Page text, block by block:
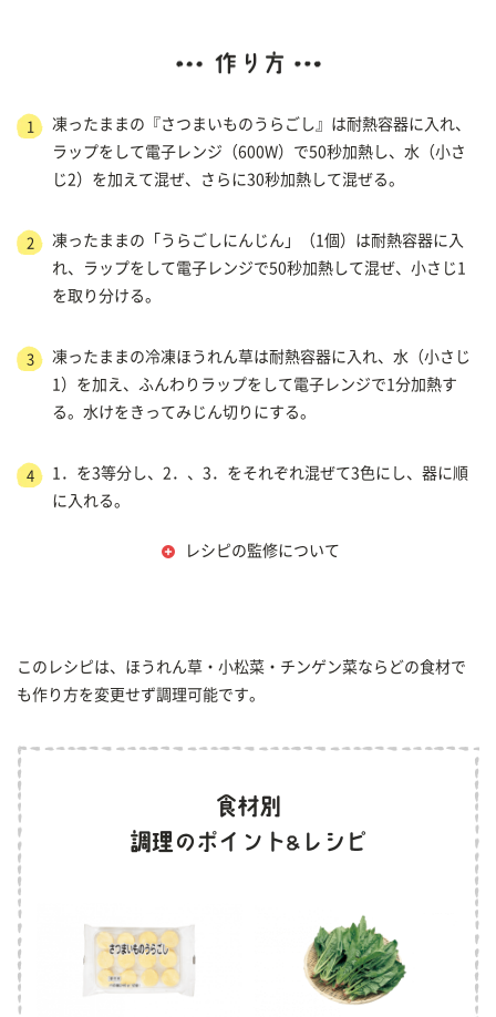
1
凍ったままの『さつまいものうらごし』は耐熱容器に入れ、
ラップをして電子レンジ（600W）で50秒加熱し、水（小さ
じ2）を加えて混ぜ、さらに30秒加熱して混ぜる。
2
凍ったままの「うらごしにんじん」（1個）は耐熱容器に入
れ、ラップをして電子レンジで50秒加熱して混ぜ、小さじ1
を取り分ける。
3
凍ったままの冷凍ほうれん草は耐熱容器に入れ、水（小さじ
1）を加え、ふんわりラップをして電子レンジで1分加熱す
る。水けをきってみじん切りにする。
4
1．を3等分し、2．、3．をそれぞれ混ぜて3色にし、器に順
に入れる。
レシピの監修について
このレシピは、ほうれん草・小松菜・チンゲン菜ならどの食材で
も作り方を変更せず調理可能です。